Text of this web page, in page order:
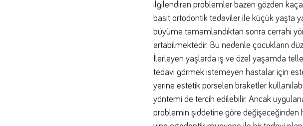
ilgilendiren problemler bazen gözden
basit ortodontik tedaviler ile küçük yaşta
büyüme tamamlandıktan sonra cerrahi
artabilmektedir. Bu nedenle çocukların
İlerleyen yaşlarda iş ve özel yaşamda
tedavi görmek istemeyen hastalar için
yerine estetik porselen braketler
yöntemi de tercih edilebilir. Ancak
problemin şiddetine göre